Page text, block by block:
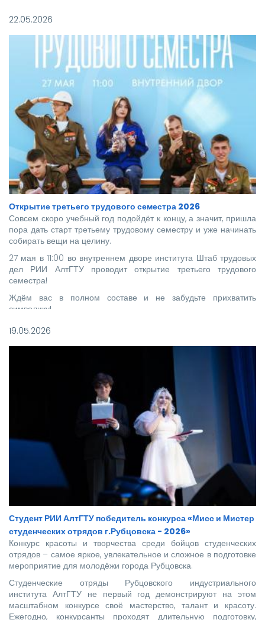
института.
22.05.2026
Открытие третьего трудового семестра 2026
Совсем скоро учебный год подойдёт к концу, а значит, пришла
пора дать старт третьему трудовому семестру и уже начинать
собирать вещи на целину.
27 мая в 11:00 во внутреннем дворе института Штаб трудовых
дел РИИ АлтГТУ проводит открытие третьего трудового
семестра!
Ждём вас в полном составе и не забудьте прихватить
символику!
19.05.2026
Студент РИИ АлтГТУ победитель конкурса «Мисс и Мистер
студенческих отрядов г.Рубцовска - 2026»
Конкурс красоты и творчества среди бойцов студенческих
отрядов – самое яркое, увлекательное и сложное в подготовке
мероприятие для молодёжи города Рубцовска.
Студенческие отряды Рубцовского индустриального
института АлтГТУ не первый год демонстрируют на этом
масштабном конкурсе своё мастерство, талант и красоту.
Ежегодно, конкурсанты проходят длительную подготовку,